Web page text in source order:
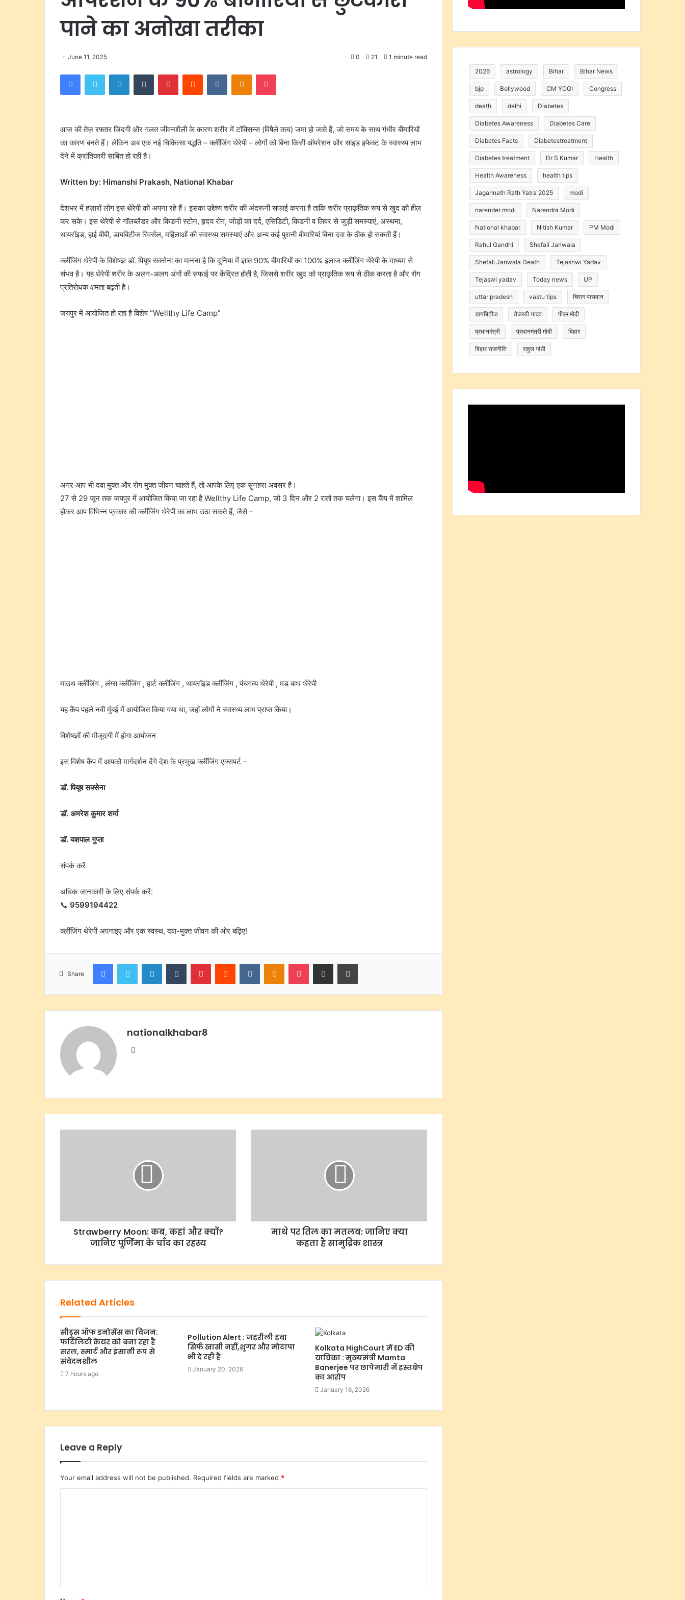
पाने का अनोखा तरीका
June 11, 2025 0 21 1 minute read
FacebookTwitter LinkedInTumblr PinterestReddit VKontakteOdnoklassniki
Pocket
आज की तेज़ रफ्तार जिंदगी और गलत जीवनशैली के कारण शरीर में टॉक्सिन्स (विषैले तत्व) जमा हो जाते हैं, जो समय के साथ गंभीर बीमारियों
का कारण बनते हैं। लेकिन अब एक नई चिकित्सा पद्धति – क्लींजिंग थेरेपी – लोगों को बिना किसी ऑपरेशन और साइड इफेक्ट के स्वास्थ्य लाभ
देने में क्रांतिकारी साबित हो रही है।
Written by: Himanshi Prakash, National Khabar
देशभर में हज़ारों लोग इस थेरेपी को अपना रहे हैं। इसका उद्देश्य शरीर की अंदरूनी सफाई करना है ताकि शरीर प्राकृतिक रूप से खुद को हील
कर सके। इस थेरेपी से गॉलब्लैडर और किडनी स्टोन, हृदय रोग, जोड़ों का दर्द, एसिडिटी, किडनी व लिवर से जुड़ी समस्याएं, अस्थमा,
थायरॉइड, हाई बीपी, डायबिटीज रिवर्सल, महिलाओं की स्वास्थ्य समस्याएं और अन्य कई पुरानी बीमारियां बिना दवा के ठीक हो सकती हैं।
क्लींजिंग थेरेपी के विशेषज्ञ डॉ. पियूष सक्सेना का मानना है कि दुनिया में ज्ञात 90% बीमारियों का 100% इलाज क्लींजिंग थेरेपी के माध्यम से
संभव है। यह थेरेपी शरीर के अलग-अलग अंगों की सफाई पर केंद्रित होती है, जिससे शरीर खुद को प्राकृतिक रूप से ठीक करता है और रोग
प्रतिरोधक क्षमता बढ़ती है।
जयपुर में आयोजित हो रहा है विशेष “Wellthy Life Camp”
अगर आप भी दवा मुक्त और रोग मुक्त जीवन चाहते हैं, तो आपके लिए एक सुनहरा अवसर है।
27 से 29 जून तक जयपुर में आयोजित किया जा रहा है Wellthy Life Camp, जो 3 दिन और 2 रातों तक चलेगा। इस कैंप में शामिल
होकर आप विभिन्न प्रकार की क्लींजिंग थेरेपी का लाभ उठा सकते हैं, जैसे –
माउथ क्लींजिंग , लंग्स क्लींजिंग , हार्ट क्लींजिंग , थायरॉइड क्लींजिंग , पंचगव्य थेरेपी , मड बाथ थेरेपी
यह कैंप पहले नवी मुंबई में आयोजित किया गया था, जहाँ लोगों ने स्वास्थ्य लाभ प्राप्त किया।
विशेषज्ञों की मौजूदगी में होगा आयोजन
इस विशेष कैंप में आपको मार्गदर्शन देंगे देश के प्रमुख क्लींजिंग एक्सपर्ट –
डॉ. पियूष सक्सेना
डॉ. अमरेश कुमार शर्मा
डॉ. यशपाल गुप्ता
संपर्क करें
अधिक जानकारी के लिए संपर्क करें:
📞 9599194422
क्लींजिंग थेरेपी अपनाइए और एक स्वस्थ, दवा-मुक्त जीवन की ओर बढ़िए!
Share
FacebookTwitter LinkedInTumblr PinterestReddit VKontakteOdnoklassniki
Pocket Share via Email Print
nationalkhabar8
Website
Strawberry Moon: कब, कहां और क्यों?
जानिए पूर्णिमा के चाँद का रहस्य
माथे पर तिल का मतलब: जानिए क्या
कहता है सामुद्रिक शास्त्र
Related Articles
सीड्स ऑफ इनोसेंस का विजन:
फर्टिलिटी केयर को बना रहा है
सरल, स्मार्ट और इंसानी रूप से
संवेदनशील
7 hours ago
Pollution Alert : जहरीली हवा
सिर्फ खासी नहीं,शुगर और मोटापा
भी दे रही है
January 20, 2026
Kolkata HighCourt में ED की
याचिका : मुख्यमंत्री Mamta
Banerjee पर छापेमारी में हस्तक्षेप
का आरोप
January 16, 2026
Leave a Reply
Your email address will not be published. Required fields are marked *
2026 astrology Bihar Bihar News
bjp Bollywood CM YOGI Congress
death delhi Diabetes
Diabetes Awareness Diabetes Care
Diabetes Facts Diabetestreatment
Diabetes treatment Dr S Kumar Health
Health Awareness health tips
Jagannath Rath Yatra 2025 modi
narender modi Narendra Modi
National khabar Nitish Kumar PM Modi
Rahul Gandhi Shefali Jariwala
Shefali Jariwala Death Tejashwi Yadav
Tejaswi yadav Today news UP
uttar pradesh vastu tips चिराग पासवान
डायबिटीज तेजस्वी यादव पीएम मोदी
प्रधानमंत्री प्रधानमंत्री मोदी बिहार
बिहार राजनीति राहुल गांधी